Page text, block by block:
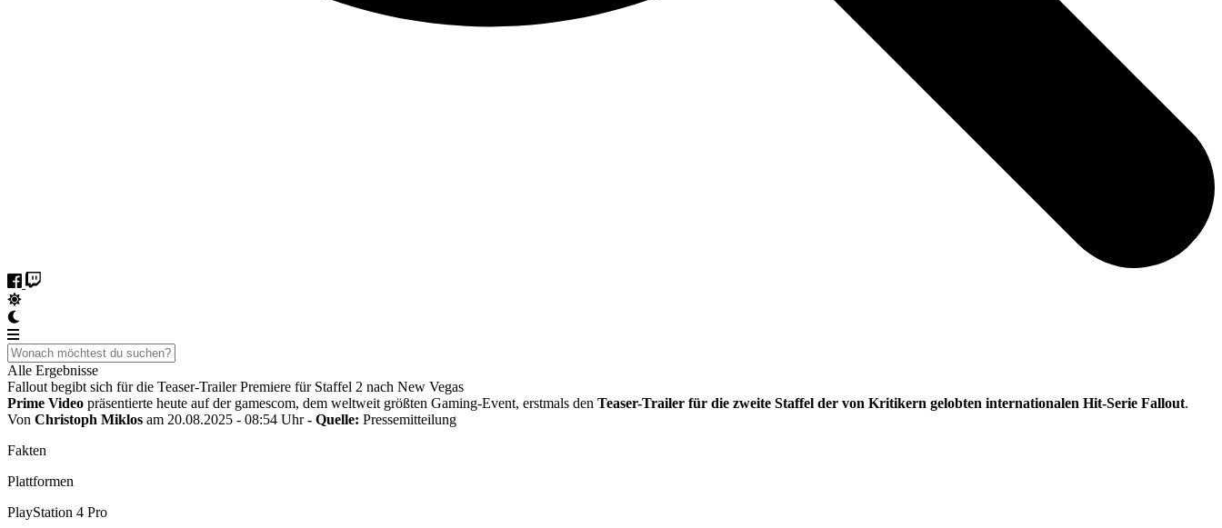
Alle Ergebnisse
Fallout begibt sich für die Teaser-Trailer Premiere für Staffel 2 nach New Vegas
Prime Video präsentierte heute auf der gamescom, dem weltweit größten Gaming-Event, erstmals den Teaser-Trailer für die zweite Staffel der von Kritikern gelobten internationalen Hit-Serie Fallout.
Von Christoph Miklos am 20.08.2025 - 08:54 Uhr- Quelle: Pressemitteilung
Fakten
Plattformen
PlayStation 4 Pro